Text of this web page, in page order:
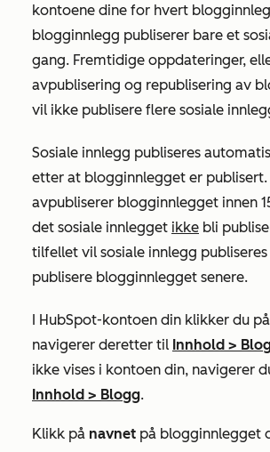
kontoene dine for hvert
blogginnlegg publiserer bare et
gang. Fremtidige oppdateringer,
avpublisering og republisering av
vil ikke publisere flere sosiale
Sosiale innlegg publiseres
etter at blogginnlegget er publisert.
avpubliserer blogginnlegget innen
det sosiale innlegget ikke bli
tilfellet vil sosiale innlegg
publisere blogginnlegget senere.
I HubSpot-kontoen din klikker du på
navigerer deretter til Innhold >
ikke vises i kontoen din, navigerer
Innhold > Blogg.
Klikk på navnet på blogginnlegget